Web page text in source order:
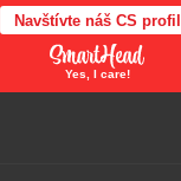
Navštívte náš CS profil
Yes, I care!